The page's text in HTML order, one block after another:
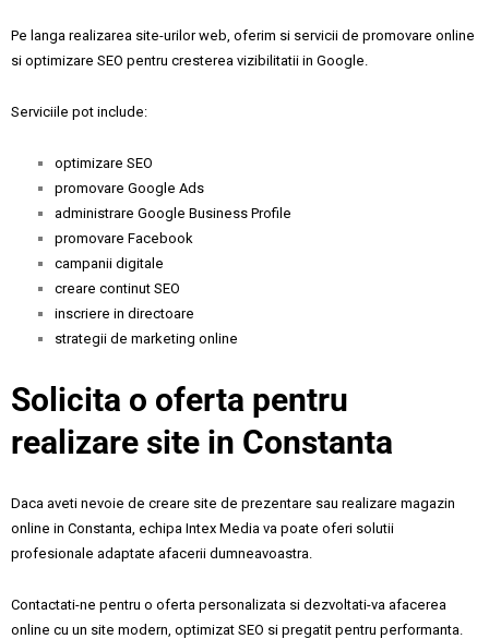
Pe langa realizarea site-urilor web, oferim si servicii de promovare online
si optimizare SEO pentru cresterea vizibilitatii in Google.
Serviciile pot include:
optimizare SEO
promovare Google Ads
administrare Google Business Profile
promovare Facebook
campanii digitale
creare continut SEO
inscriere in directoare
strategii de marketing online
Solicita o oferta pentru
realizare site in Constanta
Daca aveti nevoie de creare site de prezentare sau realizare magazin
online in Constanta, echipa Intex Media va poate oferi solutii
profesionale adaptate afacerii dumneavoastra.
Contactati-ne pentru o oferta personalizata si dezvoltati-va afacerea
online cu un site modern, optimizat SEO si pregatit pentru performanta.